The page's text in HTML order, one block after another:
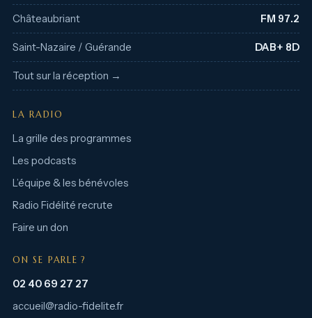
Châteaubriant FM 97.2
Saint-Nazaire / Guérande DAB+ 8D
Tout sur la réception →
LA RADIO
La grille des programmes
Les podcasts
L’équipe & les bénévoles
Radio Fidélité recrute
Faire un don
ON SE PARLE ?
02 40 69 27 27
accueil@radio-fidelite.fr